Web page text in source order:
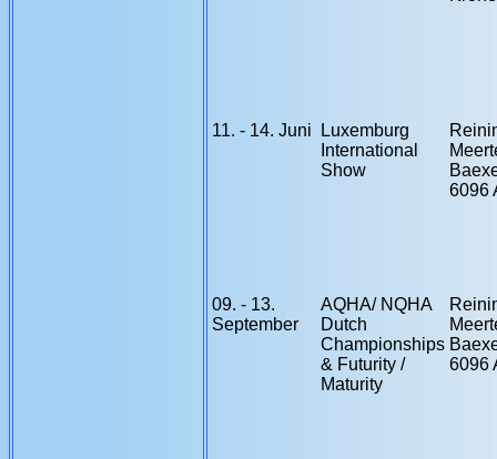
11. - 14. Juni
Luxemburg
International
Show
6096
09. - 13.
September
AQHA/ NQHA
Dutch
Championships
& Futurity /
Maturity
6096